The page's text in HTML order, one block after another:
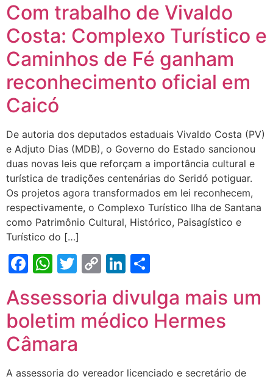
Com trabalho de Vivaldo
Costa: Complexo Turístico e
Caminhos de Fé ganham
reconhecimento oficial em
Caicó
De autoria dos deputados estaduais Vivaldo Costa (PV)
e Adjuto Dias (MDB), o Governo do Estado sancionou
duas novas leis que reforçam a importância cultural e
turística de tradições centenárias do Seridó potiguar.
Os projetos agora transformados em lei reconhecem,
respectivamente, o Complexo Turístico Ilha de Santana
como Patrimônio Cultural, Histórico, Paisagístico e
Turístico do […]
Facebook
WhatsApp
Twitter
CopyLinkedIn
Assessoria divulga mais um
boletim médico Hermes
Câmara
A assessoria do vereador licenciado e secretário de